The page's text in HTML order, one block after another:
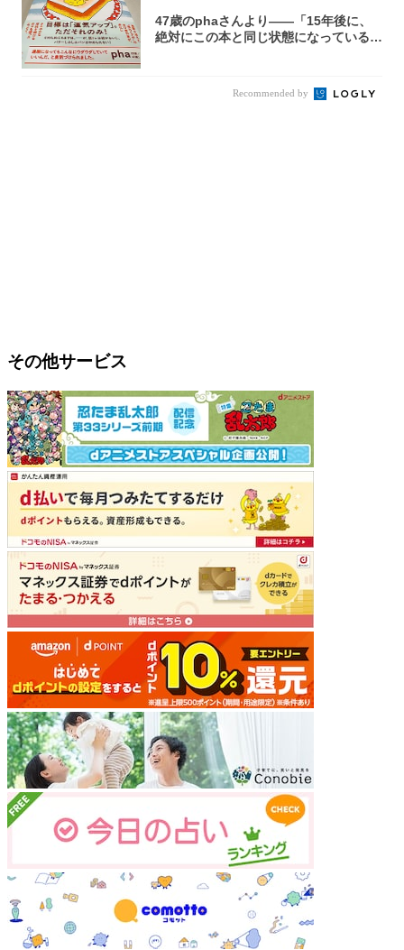
47歳のphaさんより――「15年後に、
絶対にこの本と同じ状態になっている自
Recommended by
その他サービス